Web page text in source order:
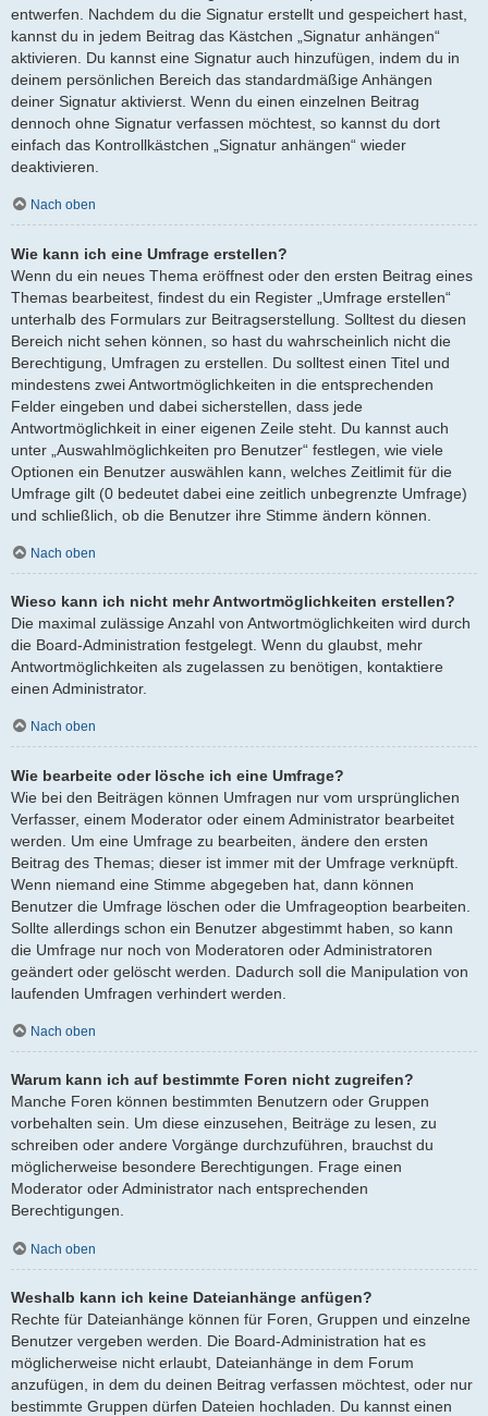
entwerfen. Nachdem du die Signatur erstellt und gespeichert hast,
kannst du in jedem Beitrag das Kästchen „Signatur anhängen“
aktivieren. Du kannst eine Signatur auch hinzufügen, indem du in
deinem persönlichen Bereich das standardmäßige Anhängen
deiner Signatur aktivierst. Wenn du einen einzelnen Beitrag
dennoch ohne Signatur verfassen möchtest, so kannst du dort
einfach das Kontrollkästchen „Signatur anhängen“ wieder
deaktivieren.
Nach oben
Wie kann ich eine Umfrage erstellen?
Wenn du ein neues Thema eröffnest oder den ersten Beitrag eines
Themas bearbeitest, findest du ein Register „Umfrage erstellen“
unterhalb des Formulars zur Beitragserstellung. Solltest du diesen
Bereich nicht sehen können, so hast du wahrscheinlich nicht die
Berechtigung, Umfragen zu erstellen. Du solltest einen Titel und
mindestens zwei Antwortmöglichkeiten in die entsprechenden
Felder eingeben und dabei sicherstellen, dass jede
Antwortmöglichkeit in einer eigenen Zeile steht. Du kannst auch
unter „Auswahlmöglichkeiten pro Benutzer“ festlegen, wie viele
Optionen ein Benutzer auswählen kann, welches Zeitlimit für die
Umfrage gilt (0 bedeutet dabei eine zeitlich unbegrenzte Umfrage)
und schließlich, ob die Benutzer ihre Stimme ändern können.
Nach oben
Wieso kann ich nicht mehr Antwortmöglichkeiten erstellen?
Die maximal zulässige Anzahl von Antwortmöglichkeiten wird durch
die Board-Administration festgelegt. Wenn du glaubst, mehr
Antwortmöglichkeiten als zugelassen zu benötigen, kontaktiere
einen Administrator.
Nach oben
Wie bearbeite oder lösche ich eine Umfrage?
Wie bei den Beiträgen können Umfragen nur vom ursprünglichen
Verfasser, einem Moderator oder einem Administrator bearbeitet
werden. Um eine Umfrage zu bearbeiten, ändere den ersten
Beitrag des Themas; dieser ist immer mit der Umfrage verknüpft.
Wenn niemand eine Stimme abgegeben hat, dann können
Benutzer die Umfrage löschen oder die Umfrageoption bearbeiten.
Sollte allerdings schon ein Benutzer abgestimmt haben, so kann
die Umfrage nur noch von Moderatoren oder Administratoren
geändert oder gelöscht werden. Dadurch soll die Manipulation von
laufenden Umfragen verhindert werden.
Nach oben
Warum kann ich auf bestimmte Foren nicht zugreifen?
Manche Foren können bestimmten Benutzern oder Gruppen
vorbehalten sein. Um diese einzusehen, Beiträge zu lesen, zu
schreiben oder andere Vorgänge durchzuführen, brauchst du
möglicherweise besondere Berechtigungen. Frage einen
Moderator oder Administrator nach entsprechenden
Berechtigungen.
Nach oben
Weshalb kann ich keine Dateianhänge anfügen?
Rechte für Dateianhänge können für Foren, Gruppen und einzelne
Benutzer vergeben werden. Die Board-Administration hat es
möglicherweise nicht erlaubt, Dateianhänge in dem Forum
anzufügen, in dem du deinen Beitrag verfassen möchtest, oder nur
bestimmte Gruppen dürfen Dateien hochladen. Du kannst einen